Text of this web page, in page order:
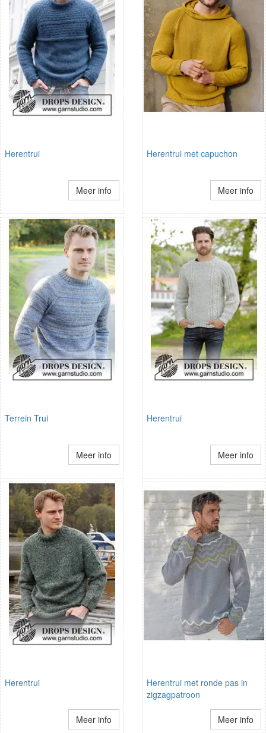
Herentrui
Meer info
Herentrui met capuchon
Meer info
Terrein Trui
Meer info
Herentrui
Meer info
Herentrui
Meer info
Herentrui met ronde pas in
zigzagpatroon
Meer info